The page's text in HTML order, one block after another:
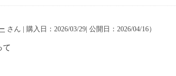
さん | 購入日：2026/03/29| 公開日：2026/04/16）
て